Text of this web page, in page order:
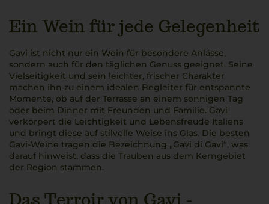
Ein Wein für jede Gelegenheit
Gavi ist nicht nur ein Wein für besondere Anlässe,
sondern auch für den täglichen Genuss geeignet. Seine
Vielseitigkeit und sein leichter, frischer Charakter
machen ihn zu einem idealen Begleiter für entspannte
Momente, ob auf der Terrasse an einem sonnigen Tag
oder beim Dinner mit Freunden und Familie. Gavi
verkörpert die Leichtigkeit und Lebensfreude Italiens
und bringt diese auf stilvolle Weise ins Glas. Die besten
Gavi-Weine tragen die Bezeichnung „Gavi di Gavi“, was
darauf hinweist, dass die Trauben aus dem Kerngebiet
der Region stammen.
Das Terroir von Gavi -